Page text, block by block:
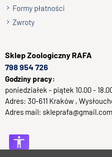
Formy płatności
Zwroty
SklepZoologiczny RAFA
798 954 726
Godziny pracy:
poniedziałek - piątek 10.00 -
Adres: 30-611 Kraków ,
Adres mail: skleprafa@gmail.com